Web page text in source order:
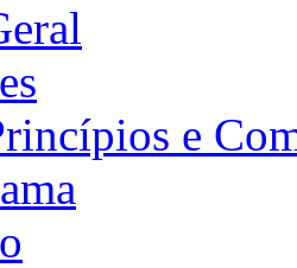
e